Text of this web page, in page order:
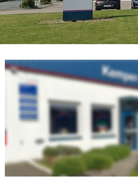
Unabhängiger Marken-Betrieb
Autohaus mit Fokus auf Fahrzeuge
Das Ziel: langfristige
Zufriedenheit - gemäß unserem
Anfragen rund um die Werkstatt
WhatsApp oder Signal 0157 8803
Anrufe bedienen wir je nach